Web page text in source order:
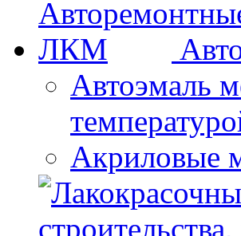
Автоэмаль
Акриловые